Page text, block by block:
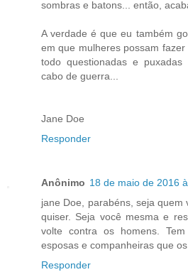
sombras e batons... então,
A verdade é que eu também
em que mulheres possam
todo questionadas e
cabo de guerra...
Jane Doe
Responder
Anônimo 18 de maio de 2016
jane Doe, parabéns, seja
quiser. Seja você mesma e
volte contra os homens.
esposas e companheiras que
Responder